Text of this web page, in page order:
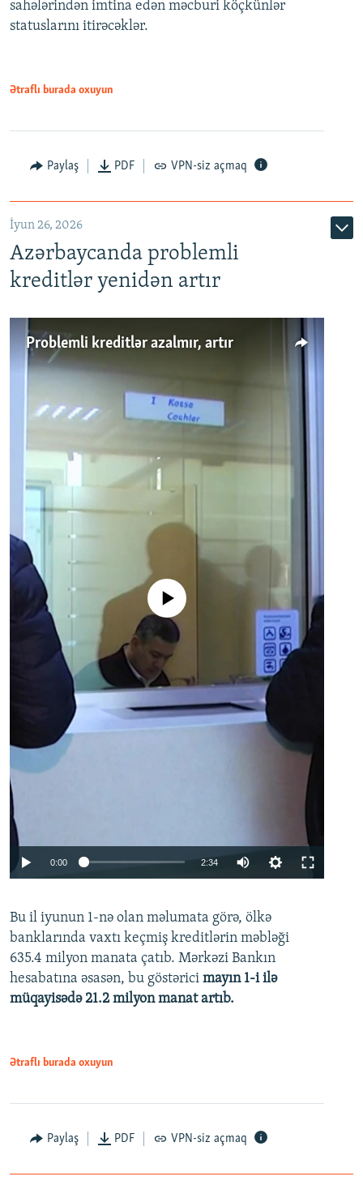
Auto 240p 360p 480p
720p 1080p
sahələrindən imtina edən məcburi köçkünlər
statuslarını itirəcəklər.
Ətraflı burada oxuyun
Paylaş PDF VPN-siz açmaq
İyun 26, 2026
Azərbaycanda problemli
kreditlər yenidən artır
Problemli kreditlər azalmır, artır
Auto 240p 360p 480p
720p 1080p
No media source currently available
0:00 2:34
360p
480p
720p
Bu il iyunun 1-nə olan məlumata görə, ölkə
banklarında vaxtı keçmiş kreditlərin məbləği
635.4 milyon manata çatıb. Mərkəzi Bankın
hesabatına əsasən, bu göstərici mayın 1-i ilə
müqayisədə 21.2 milyon manat artıb.
Ətraflı burada oxuyun
Paylaş PDF VPN-siz açmaq